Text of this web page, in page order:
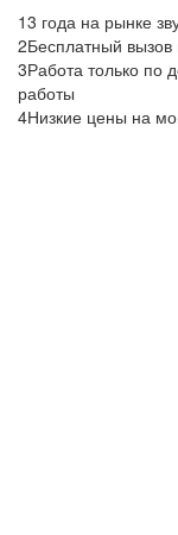
13 года на рынке
2Бесплатный
3Работа только по
работы
4Низкие цены на